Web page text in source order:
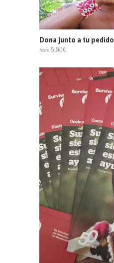
Dona junto a tu pedido
from 5,00€